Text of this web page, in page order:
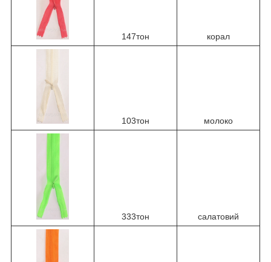
147тон корал
103тон молоко
333тон салатовий